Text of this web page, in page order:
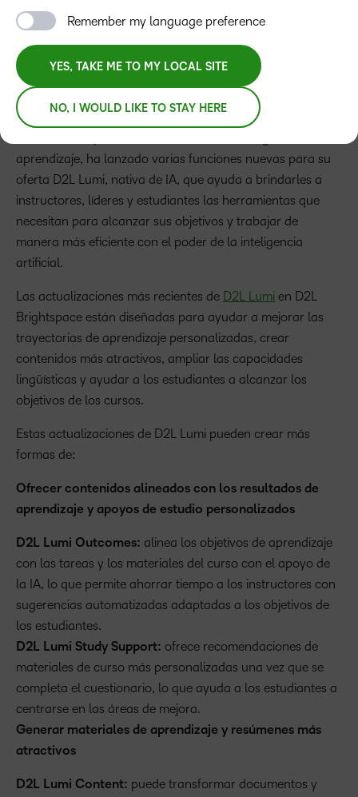
D2L Lumi ahora cuenta con soporte para
Comunicado de Prensa
aprendizaje, ha lanzado varias funciones nuevas para su
oferta D2L Lumi, nativa de IA, que ayuda a brindarles a
instructores, líderes y estudiantes las herramientas que
necesitan para alcanzar sus objetivos y trabajar de
manera más eficiente con el poder de la inteligencia
artificial.
Las actualizaciones más recientes de D2L Lumi en D2L
Brightspace están diseñadas para ayudar a mejorar las
trayectorias de aprendizaje personalizadas, crear
contenidos más atractivos, ampliar las capacidades
lingüísticas y ayudar a los estudiantes a alcanzar los
objetivos de los cursos.
Estas actualizaciones de D2L Lumi pueden crear más
formas de:
Ofrecer contenidos alineados con los resultados de
aprendizaje y apoyos de estudio personalizados
D2L Lumi Outcomes: alinea los objetivos de aprendizaje
con las tareas y los materiales del curso con el apoyo de
la IA, lo que permite ahorrar tiempo a los instructores con
sugerencias automatizadas adaptadas a los objetivos de
los estudiantes.
D2L Lumi Study Support: ofrece recomendaciones de
materiales de curso más personalizadas una vez que se
completa el cuestionario, lo que ayuda a los estudiantes a
centrarse en las áreas de mejora.
Generar materiales de aprendizaje y resúmenes más
atractivos
D2L Lumi Content: puede transformar documentos y
Remember my language preference
YES, TAKE ME TO MY LOCAL SITE
NO, I WOULD LIKE TO STAY HERE